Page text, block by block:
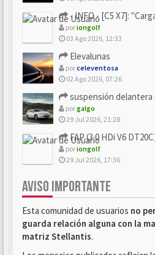
- INFO - [C5 X7]: "Carga
poriongolf
03 Ago 2026, 12:33
Elevalunas
porceleventosa
02 Ago 2026, 07:26
suspensión delantera
porgalgo
29 Jul 2026, 21:28
FAP (3.0 HDi V6 DT20C).
poriongolf
29 Jul 2026, 17:36
AVISO IMPORTANTE
Esta comunidad de usuarios no
guarda relación alguna con la
matriz Stellantis.